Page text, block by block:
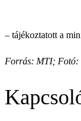
– tájékoztatott a
Forrás: MTI; Fotó: